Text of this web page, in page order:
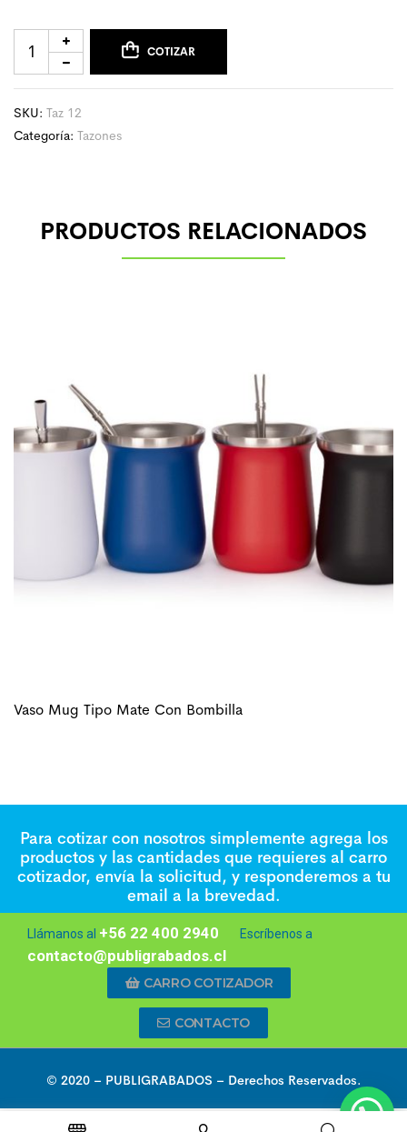
COTIZAR
SKU: Taz 12
Categoría: Tazones
PRODUCTOS RELACIONADOS
Vaso Mug Tipo Mate Con Bombilla
Para cotizar con nosotros simplemente agrega los
productos y las cantidades que requieres al carro
cotizador, envía la solicitud, y responderemos a tu
email a la brevedad.
Llámanos al +56 22 400 2940 Escríbenos a
contacto@publigrabados.cl
CARRO COTIZADOR
CONTACTO
© 2020 – PUBLIGRABADOS – Derechos Reservados.